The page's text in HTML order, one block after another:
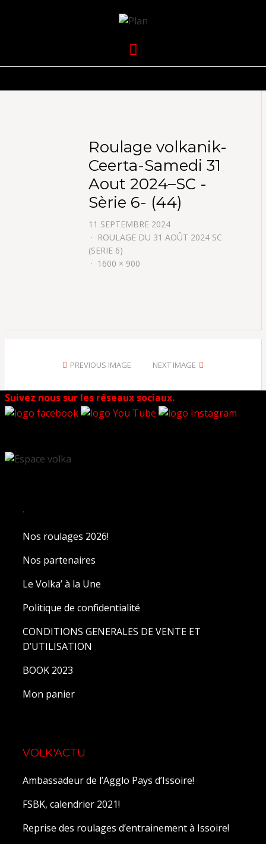
VOLKANIK-
ENDURANCE
Roulage volkanik-
Ceerta-Samedi 31
Aout 2024–SC -
Sèrie 6- (44)
11 SEPTEMBRE 2024
ROULAGE DU 31 AOÛT 2024 SC
(SERIE 6)
1600 × 900
PREVIOUS IMAGE NEXT IMAGE
Suivez nous sur les réseaux sociaux.
.
Nos roulages 2026!
Nos partenaires
Le Volka’ à la Une
Politique de confidentialité
CONDITIONS GENERALES DE VENTE ET
D’UTILISATION
BOOK 2023
Mon panier
VOLK'ACTU
Ambassadeur de l’Agglo Pays d’Issoire!
FSBK, calendrier 2021!
Reprise des roulages d’entrainement à Issoire!